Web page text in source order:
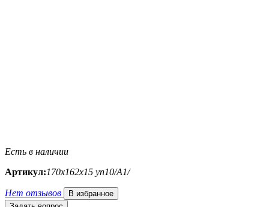
Есть в наличии
Артикул:170х162х15 уп10/A1/
Нет отзывов
В избранное